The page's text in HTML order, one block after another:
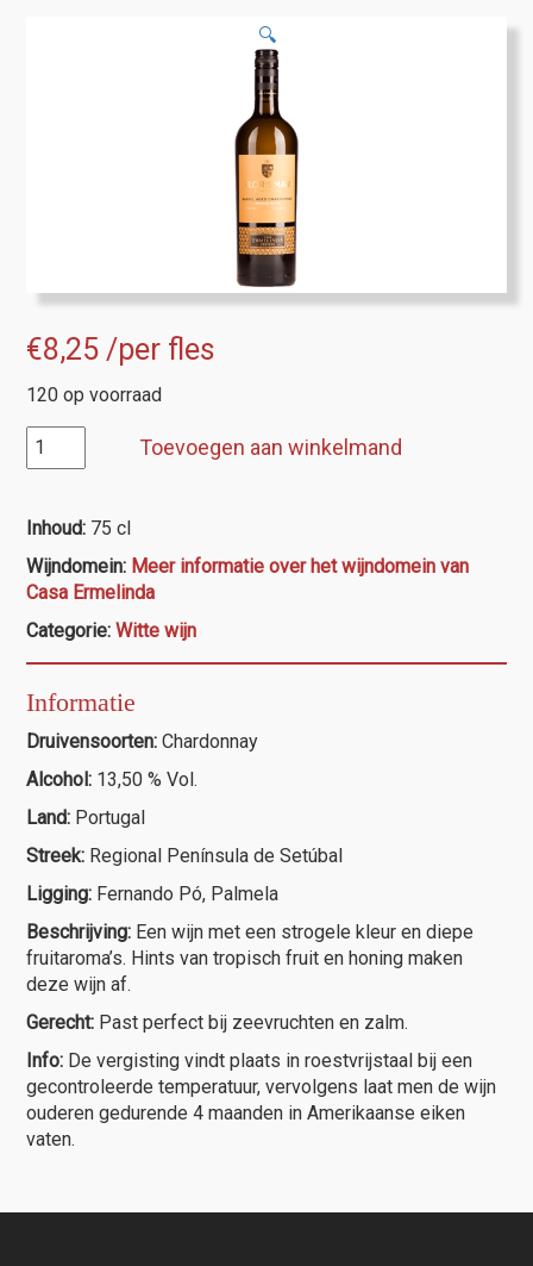
🔍
€8,25 /per fles
120 op voorraad
Casa
Ermelinda
de
la
Mar"
Chardonnay
Barrel
Aged
Toevoegen aan winkelmand
Inhoud: 75 cl
Wijndomein: Meer informatie over het wijndomein van
Casa Ermelinda
Categorie:Witte wijn
Informatie
Druivensoorten: Chardonnay
Alcohol: 13,50 % Vol.
Land: Portugal
Streek: Regional Península de Setúbal
Ligging: Fernando Pó, Palmela
Beschrijving: Een wijn met een strogele kleur en diepe
fruitaroma’s. Hints van tropisch fruit en honing maken
deze wijn af.
Gerecht: Past perfect bij zeevruchten en zalm.
Info: De vergisting vindt plaats in roestvrijstaal bij een
gecontroleerde temperatuur, vervolgens laat men de wijn
ouderen gedurende 4 maanden in Amerikaanse eiken
vaten.